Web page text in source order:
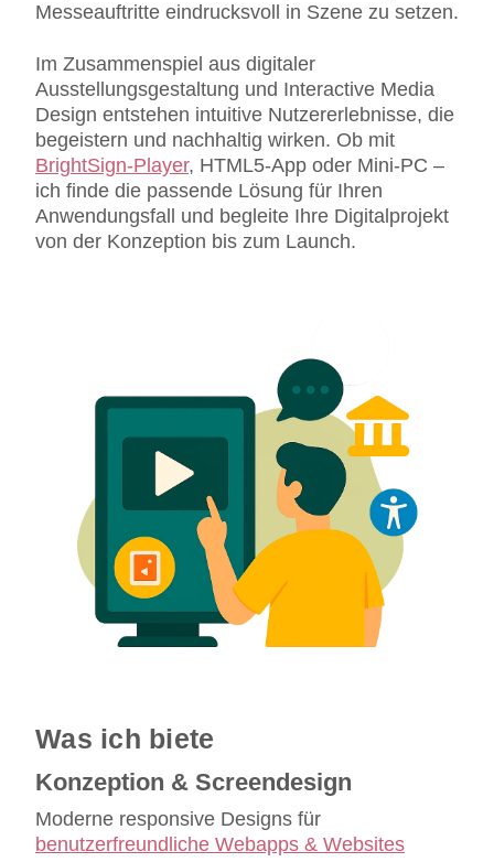
Messeauftritte eindrucksvoll in Szene zu setzen.
Im Zusammenspiel aus digitaler
Ausstellungsgestaltung und Interactive Media
Design entstehen intuitive Nutzererlebnisse, die
begeistern und nachhaltig wirken. Ob mit
BrightSign-Player, HTML5-App oder Mini-PC –
ich finde die passende Lösung für Ihren
Anwendungsfall und begleite Ihre Digitalprojekt
von der Konzeption bis zum Launch.
Was ich biete
Konzeption & Screendesign
Moderne responsive Designs für
benutzerfreundliche Webapps & Websites